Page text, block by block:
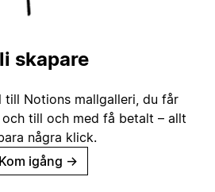
skapare
till Notions mallgalleri, du får
till och med få betalt – allt
några klick.
Kom igång →